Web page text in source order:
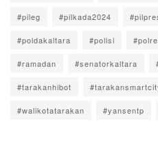
#pileg #pilkada2024
#poldakaltara #polisi
#ramadan #senatorkaltara
#tarakanhibot
#walikotatarakan #yansentp